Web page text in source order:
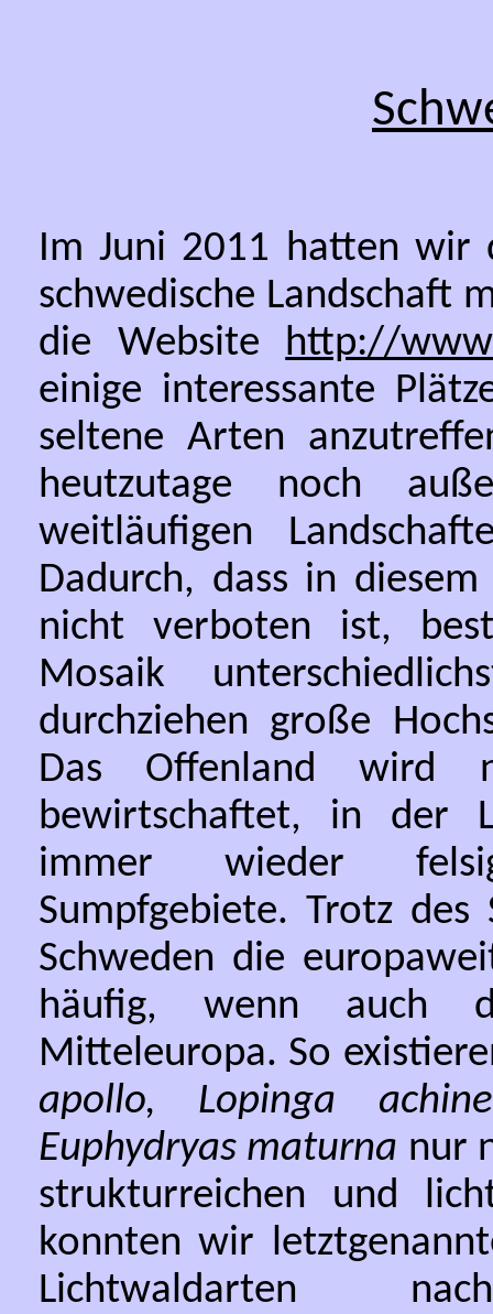
Im Juni 2011 hatten wir
schwedische Landschaft
die Website http://
einige interessante
seltene Arten
heutzutage noch
weitläufigen
Dadurch, dass in
nicht verboten ist,
Mosaik
durchziehen große
Das Offenland wird
bewirtschaftet, in der
immer wieder
Sumpfgebiete. Trotz
Schweden die
häufig, wenn auch
Mitteleuropa. So
apollo, Lopinga
Euphydryas maturna nur
strukturreichen und
konnten wir
Lichtwaldarten